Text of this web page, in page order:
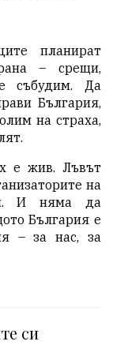
планират
– срещи,
събудим. Да
България,
на страха,
е жив. Лъвът
на
И няма да
България е
– за нас, за
си